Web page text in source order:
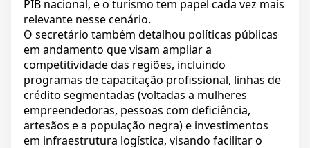
PIB nacional, e o turismo tem papel cada vez mais
relevante nesse cenário.
O secretário também detalhou políticas públicas
em andamento que visam ampliar a
competitividade das regiões, incluindo
programas de capacitação profissional, linhas de
crédito segmentadas (voltadas a mulheres
empreendedoras, pessoas com deficiência,
artesãos e a população negra) e investimentos
em infraestrutura logística, visando facilitar o